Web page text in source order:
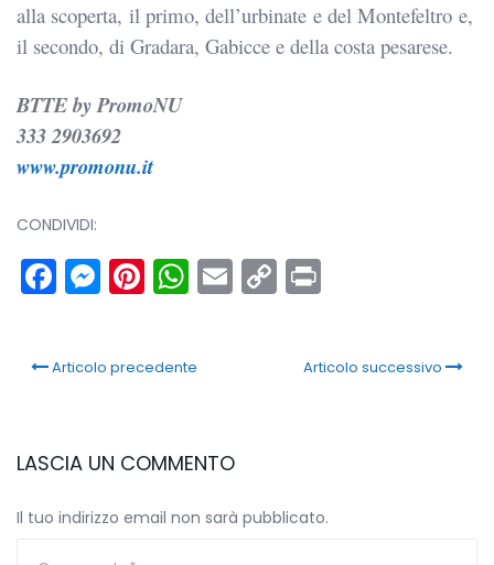
alla scoperta, il primo, dell’urbinate e del Montefeltro e,
il secondo, di Gradara, Gabicce e della costa pesarese.
BTTE by PromoNU
333 2903692
www.promonu.it
CONDIVIDI:
Facebook
Messenger
Pinterest
WhatsApp
Email
Copy
Link
Articolo precedente Articolo successivo
LASCIA UN COMMENTO
Il tuo indirizzo email non sarà pubblicato.